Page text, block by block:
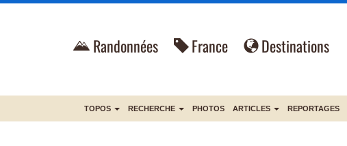
Randonnées France Destinations
TOPOS RECHERCHE PHOTOS ARTICLES REPORTAGES